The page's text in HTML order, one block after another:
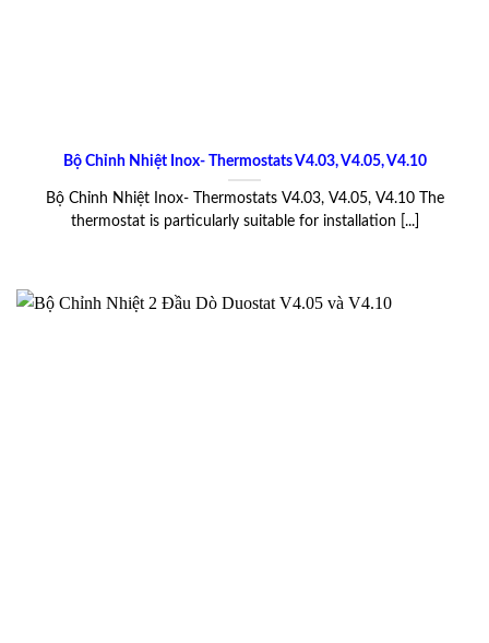
Bộ Chỉnh Nhiệt Inox- Thermostats V4.03, V4.05, V4.10
Bộ Chỉnh Nhiệt Inox- Thermostats V4.03, V4.05, V4.10 The
thermostat is particularly suitable for installation [...]